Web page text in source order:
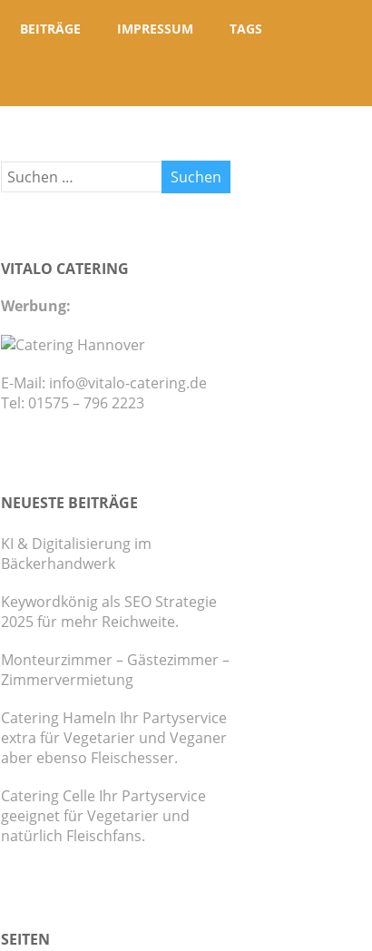
BEITRÄGE IMPRESSUM TAGS
VITALO CATERING
Werbung:
E-Mail: info@vitalo-catering.de
Tel: 01575 – 796 2223
NEUESTE BEITRÄGE
KI & Digitalisierung im
Bäckerhandwerk
Keywordkönig als SEO Strategie
2025 für mehr Reichweite.
Monteurzimmer – Gästezimmer –
Zimmervermietung
Catering Hameln Ihr Partyservice
extra für Vegetarier und Veganer
aber ebenso Fleischesser.
Catering Celle Ihr Partyservice
geeignet für Vegetarier und
natürlich Fleischfans.
SEITEN